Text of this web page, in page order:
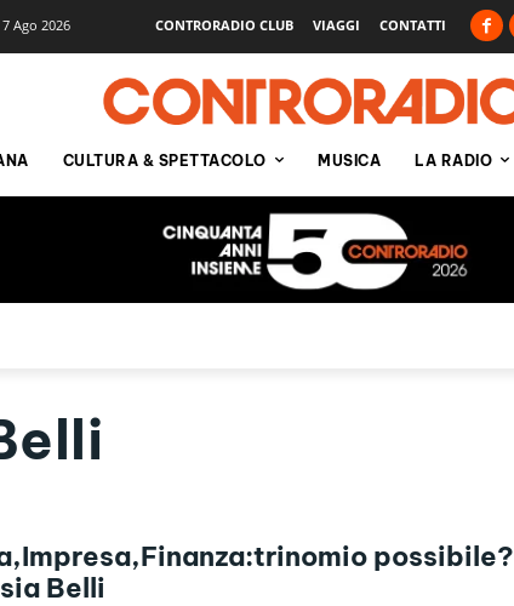
Ago 2026 CONTRORADIO CLUB VIAGGI CONTATTI
CULTURA & SPETTACOLO MUSICA LA RADIO
possibile?
Belli